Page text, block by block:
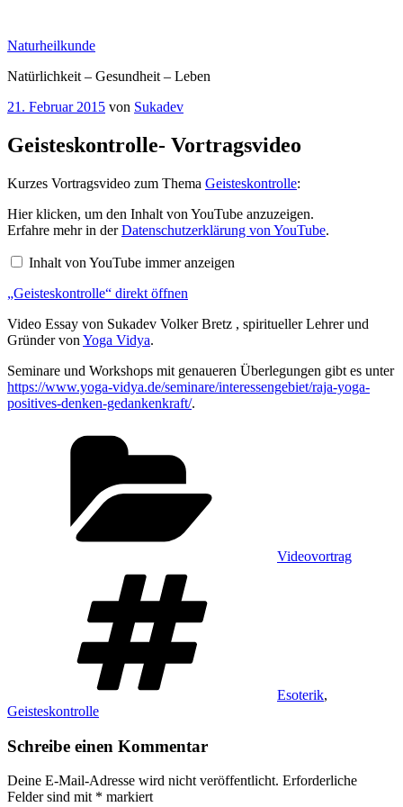
springen
Naturheilkunde
Natürlichkeit – Gesundheit – Leben
Veröffentlicht
21. Februar 2015 von Sukadev
Geisteskontrolle- Vortragsvideo
Kurzes Vortragsvideo zum Thema Geisteskontrolle:
„Geisteskontrolle“
von
YouTube
Hier klicken, um den Inhalt von YouTube anzuzeigen.
Erfahre mehr in derDatenschutzerklärung von YouTube.
Inhalt von YouTube immer anzeigen
„Geisteskontrolle“ direkt öffnen
Video Essay von Sukadev Volker Bretz , spiritueller Lehrer und
Gründer von Yoga Vidya.
Seminare und Workshops mit genaueren Überlegungen gibt es unter
https://www.yoga-vidya.de/seminare/interessengebiet/raja-yoga-
positives-denken-gedankenkraft/.
Videovortrag
Esoterik,
Geisteskontrolle
Schreibe einen Kommentar
Deine E-Mail-Adresse wird nicht veröffentlicht. Erforderliche
Felder sind mit * markiert